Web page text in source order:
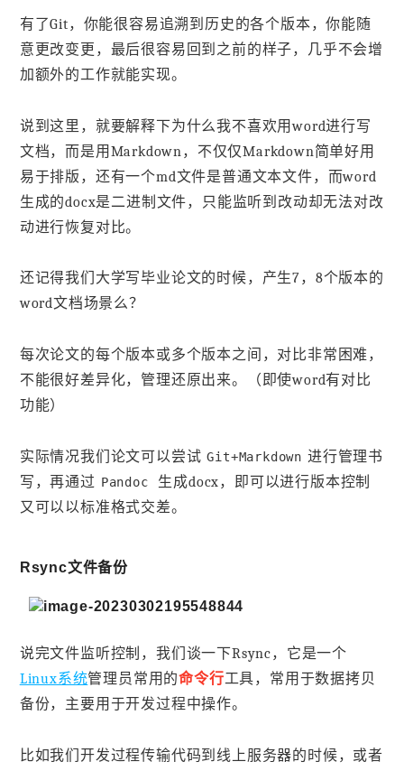
有了Git，你能很容易追溯到历史的各个版本，你能随
意更改变更，最后很容易回到之前的样子，几乎不会增
加额外的工作就能实现。
说到这里，就要解释下为什么我不喜欢用word进行写
文档，而是用Markdown，不仅仅Markdown简单好用
易于排版，还有一个md文件是普通文本文件，而word
生成的docx是二进制文件，只能监听到改动却无法对改
动进行恢复对比。
还记得我们大学写毕业论文的时候，产生7，8个版本的
word文档场景么？
每次论文的每个版本或多个版本之间，对比非常困难，
不能很好差异化，管理还原出来。（即使word有对比
功能）
实际情况我们论文可以尝试 Git+Markdown 进行管理书
写，再通过 Pandoc
生成docx，即可以进行版本控制
又可以以标准格式交差。
Rsync文件备份
说完文件监听控制，我们谈一下Rsync，它是一个
Linux系统管理员常用的命令行工具，常用于数据拷贝
备份，主要用于开发过程中操作。
比如我们开发过程传输代码到线上服务器的时候，或者